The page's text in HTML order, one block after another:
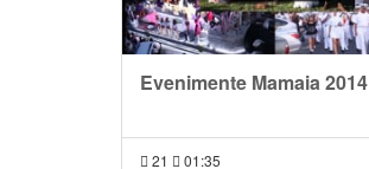
Evenimente Mamaia 2014
21 01:35